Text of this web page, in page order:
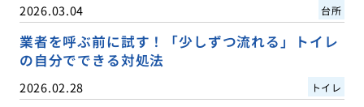
2026.03.04 台所
業者を呼ぶ前に試す！「少しずつ流れる」トイレ
の自分でできる対処法
2026.02.28 トイレ